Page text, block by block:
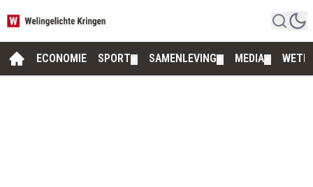
ECONOMIE SPORT SAMENLEVING MEDIA